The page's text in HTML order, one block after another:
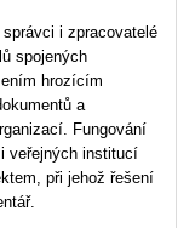
i zpracovatelé
spojených
hrozícím
a
Fungování
veřejných institucí
při jehož řešení